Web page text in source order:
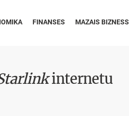
FINANSES MAZAIS BIZNESS
internetu